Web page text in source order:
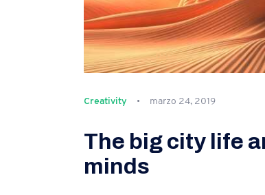
Creativity marzo 24, 2019
The big city life
minds